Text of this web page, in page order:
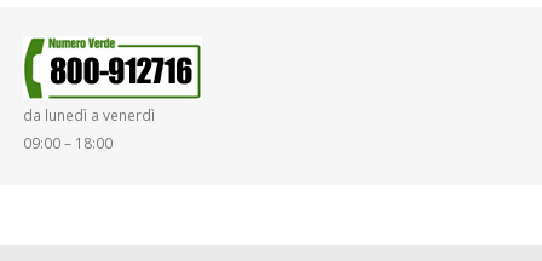
da lunedì a venerdì
09:00 – 18:00